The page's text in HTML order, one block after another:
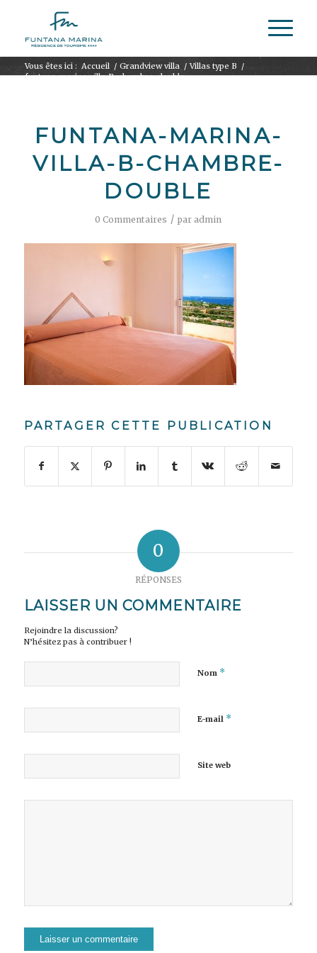
Vous êtes ici : Accueil / Grandview villa / Villas type B /
funtana-marina-villa-B-chambre-double
FUNTANA-MARINA-
VILLA-B-CHAMBRE-
DOUBLE
0 Commentaires / paradmin
PARTAGER CETTE PUBLICATION
0
RÉPONSES
LAISSER UN COMMENTAIRE
Rejoindre la discussion?
N’hésitez pas à contribuer !
Nom *
E-mail *
Site web